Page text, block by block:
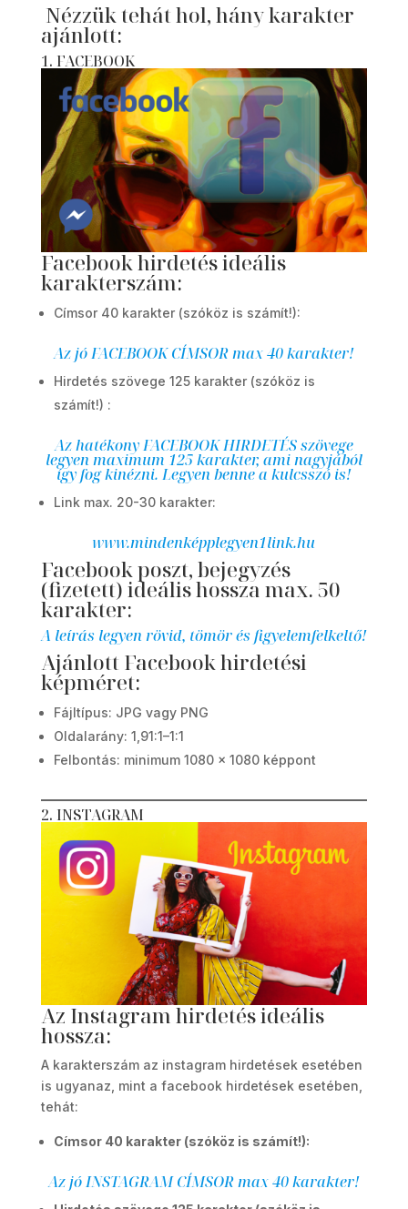
Nézzük tehát hol, hány karakter
ajánlott:
1. FACEBOOK
Facebook hirdetés ideális
karakterszám:
Címsor 40 karakter (szóköz is számít!):
Az jó FACEBOOK CÍMSOR max 40 karakter!
Hirdetés szövege 125 karakter (szóköz is
számít!) :
Az hatékony FACEBOOK HIRDETÉS szövege
legyen maximum 125 karakter, ami nagyjából
így fog kinézni. Legyen benne a kulcsszó is!
Link max. 20-30 karakter:
www.mindenképplegyen1link.hu
Facebook poszt, bejegyzés
(fizetett) ideális hossza max. 50
karakter:
A leírás legyen rövid, tömör és figyelemfelkeltő!
Ajánlott Facebook hirdetési
képméret:
Fájltípus: JPG vagy PNG
Oldalarány: 1,91:1–1:1
Felbontás: minimum 1080 × 1080 képpont
2. INSTAGRAM
Az Instagram hirdetés ideális
hossza:
A karakterszám az instagram hirdetések esetében
is ugyanaz, mint a facebook hirdetések esetében,
tehát:
Címsor 40 karakter (szóköz is számít!):
Az jó INSTAGRAM CÍMSOR max 40 karakter!